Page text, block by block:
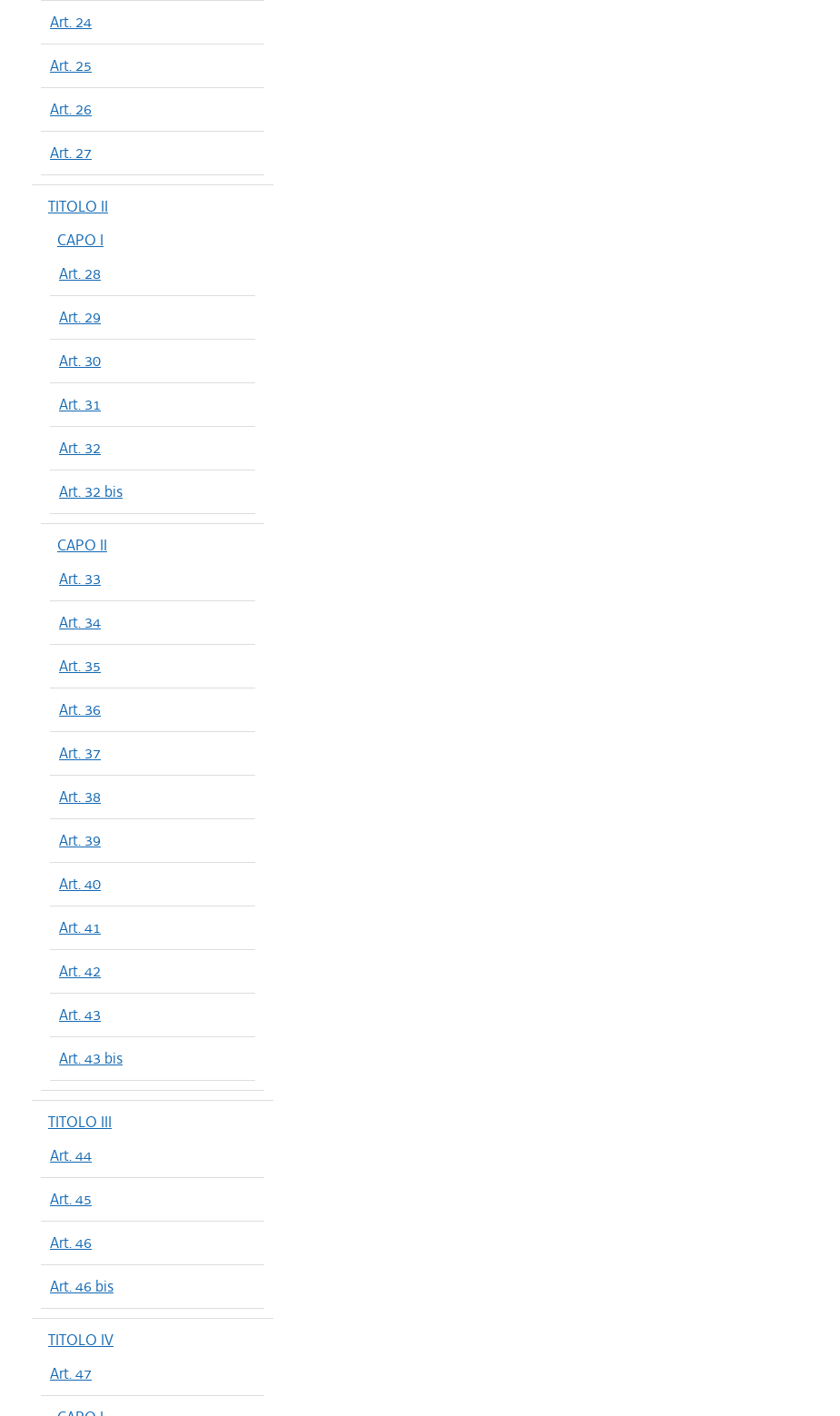
Art. 24
Art. 25
Art. 26
Art. 27
TITOLO II
CAPO I
Art. 28
Art. 29
Art. 30
Art. 31
Art. 32
Art. 32 bis
CAPO II
Art. 33
Art. 34
Art. 35
Art. 36
Art. 37
Art. 38
Art. 39
Art. 40
Art. 41
Art. 42
Art. 43
Art. 43 bis
TITOLO III
Art. 44
Art. 45
Art. 46
Art. 46 bis
TITOLO IV
Art. 47